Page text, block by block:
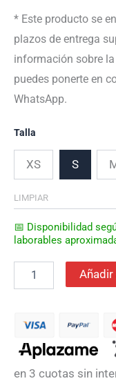
* Este producto se
plazos de entrega
información sobre
puedes ponerte en
WhatsApp.
Talla
XS S
LIMPIAR
📅 Disponibilidad
laborables
en 3 cuotas sin